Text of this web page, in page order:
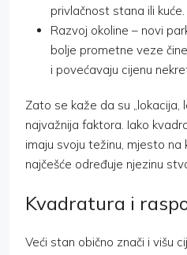
privlačnost stana ili kuće.
Razvoj okoline – novi
bolje prometne veze
i povećavaju cijenu
Zato se kaže da su „lokacija,
najvažnija faktora. Iako
imaju svoju težinu, mjesto na
najčešće određuje njezinu
Kvadratura i
Veći stan obično znači i višu